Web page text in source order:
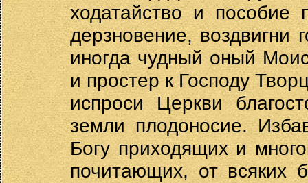
ходатайство и
дерзновение, воздвигни
иногда чудный оный
и простер к Господу
испроси Церкви
земли плодоносие.
Богу приходящих и
почитающих, от всяких